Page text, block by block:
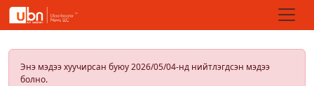
Энэ мэдээ хуучирсан буюу 2026/05/04-нд нийтлэгдсэн мэдээ
болно.